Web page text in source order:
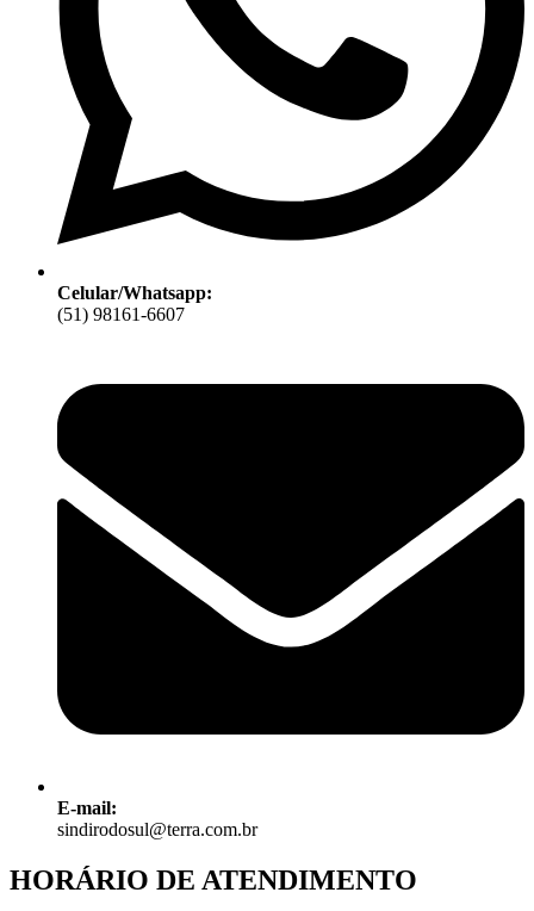
Celular/Whatsapp:
(51) 98161-6607
E-mail:
sindirodosul@terra.com.br
HORÁRIO DE ATENDIMENTO